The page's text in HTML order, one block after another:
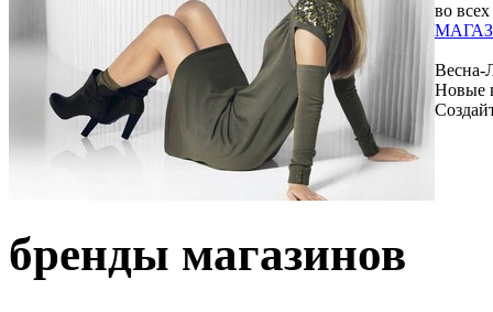
во всех
Весна-
Новые
бренды магазинов